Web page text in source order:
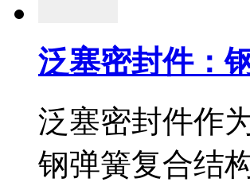
泛塞密封件：
泛塞密封件作
钢弹簧复合结